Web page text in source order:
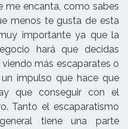
me encanta, como sabes
menos te gusta de esta
importante ya que la
hará que decidas
más escaparates o
impulso que hace que
que conseguir con el
Tanto el escaparatismo
tiene una parte